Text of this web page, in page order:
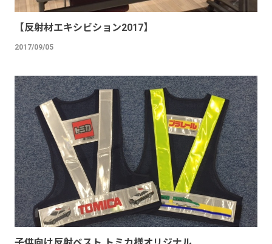
【反射材エキシビション2017】
2017/09/05